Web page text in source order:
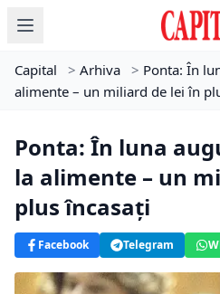
Capital > Arhiva > Ponta: În
alimente – un miliard de lei în
Ponta: În luna
la alimente – un
plus încasați
Facebook Telegram